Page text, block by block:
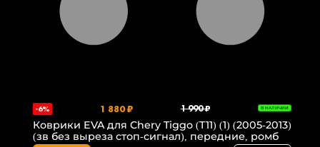
-6% 1 880 ₽ 1 990 ₽ В НАЛИЧИИ
Коврики EVA для Chery Tiggo (T11) (1) (2005-2013)
(зв без выреза стоп-сигнал), передние, ромб